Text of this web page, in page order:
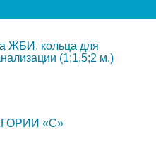
ЖБИ, кольца для
(1;1,5;2 м.)
«C»